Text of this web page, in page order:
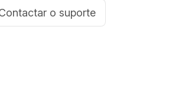
o suporte